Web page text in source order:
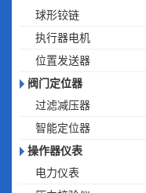
球形铰链
执行器电机
位置发送器
阀门定位器
过滤减压器
智能定位器
操作器仪表
电力仪表